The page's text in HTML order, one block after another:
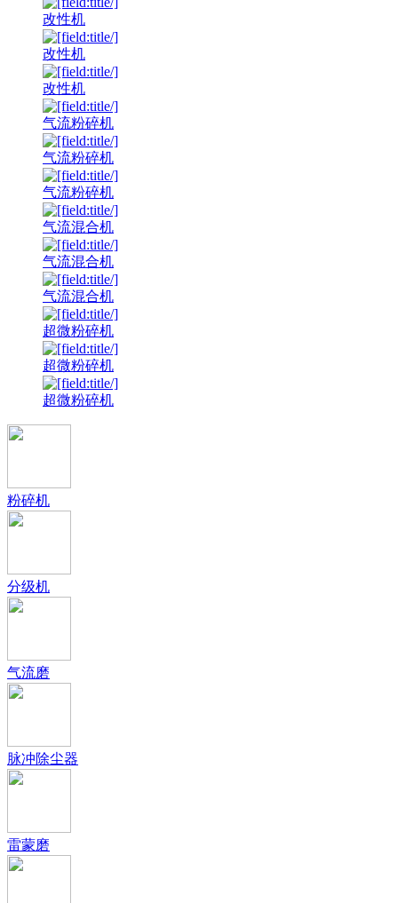
改性机
改性机
改性机
气流粉碎机
气流粉碎机
气流粉碎机
气流混合机
气流混合机
气流混合机
超微粉碎机
超微粉碎机
超微粉碎机
粉碎机
分级机
气流磨
脉冲除尘器
雷蒙磨